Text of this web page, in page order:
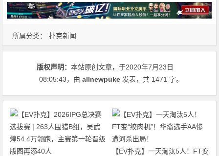
所属分类： 扑克新闻
版权声明：本站原创文章，于2020年7月23日
08:05:43，由allnewpuke 发表，共 1471 字。
【EV扑克】一天淘汰5人！FT变